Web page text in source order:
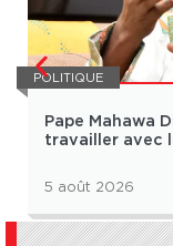
POLITIQUE
Pape Mahawa
travailler avec
5 août 2026